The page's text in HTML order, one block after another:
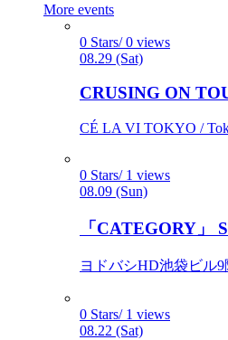
More events
0 Stars/ 0 views
08.29 (Sat)
CRUSING ON
CÉ LA VI TOKYO /
0 Stars/ 1 views
08.09 (Sun)
「CATEGORY」
ヨドバシHD池袋ビル
0 Stars/ 1 views
08.22 (Sat)